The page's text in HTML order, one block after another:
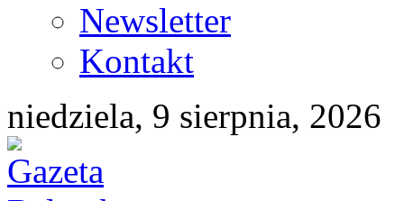
Newsletter
Kontakt
niedziela, 9 sierpnia, 2026